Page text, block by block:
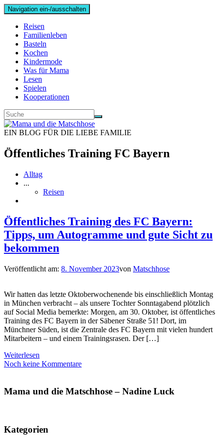
Navigation ein-/ausschalten
Reisen
Familienleben
Basteln
Kochen
Kindermode
Was für Mama
Lesen
Spielen
Kooperationen
EIN BLOG FÜR DIE LIEBE FAMILIE
Öffentliches Training FC Bayern
Alltag
...
Reisen
Öffentliches Training des FC Bayern:
Tipps, um Autogramme und gute Sicht zu
bekommen
Veröffentlicht am: 8. November 2023von Matschhose
Wir hatten das letzte Oktoberwochenende bis einschließlich Montag
in München verbracht – als unsere Tochter Sonntagabend plötzlich
auf Social Media bemerkte: Morgen, am 30. Oktober, ist öffentliches
Training des FC Bayern in der Säbener Straße 51! Dort, im
Münchner Süden, ist die Zentrale des FC Bayern mit vielen hundert
Mitarbeitern – und einem Trainingsrasen. Der […]
Weiterlesen
Noch keine Kommentare
Mama und die Matschhose – Nadine Luck
Kategorien